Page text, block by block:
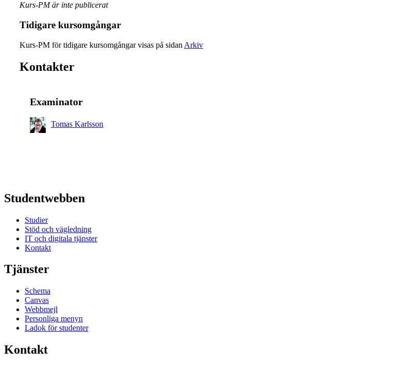
Kurs-PM är inte publicerat
Tidigare kursomgångar
Kurs-PM för tidigare kursomgångar visas på sidan Arkiv
Kontakter
Examinator
Tomas Karlsson
Studentwebben
Studier
Stöd och vägledning
IT och digitala tjänster
Kontakt
Tjänster
Schema
Canvas
Webbmejl
Personliga menyn
Ladok för studenter
Kontakt